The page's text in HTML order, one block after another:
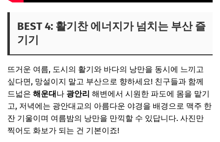
BEST 4: 활기찬 에너지가 넘치는 부산 즐
기기
뜨거운 여름, 도시의 활기와 바다의 낭만을 동시에 느끼고
싶다면, 망설이지 말고 부산으로 향하세요! 친구들과 함께
드넓은 해운대 나 광안리 해변에서 시원한 파도에 몸을 맡기
고, 저녁에는 광안대교의 아름다운 야경을 배경으로 맥주 한
잔 기울이며 여름밤의 낭만을 만끽할 수 있답니다. 사진만
찍어도 화보가 되는 건 기본이죠!